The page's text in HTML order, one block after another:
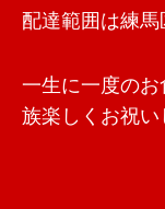
配達範囲は練馬
一生に一度の
族楽しくお祝い